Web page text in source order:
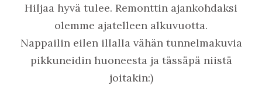
Hiljaa hyvä tulee. Remonttin ajankohdaksi
olemme ajatelleen alkuvuotta.
Nappailin eilen illalla vähän tunnelmakuvia
pikkuneidin huoneesta ja tässäpä niistä
joitakin:)